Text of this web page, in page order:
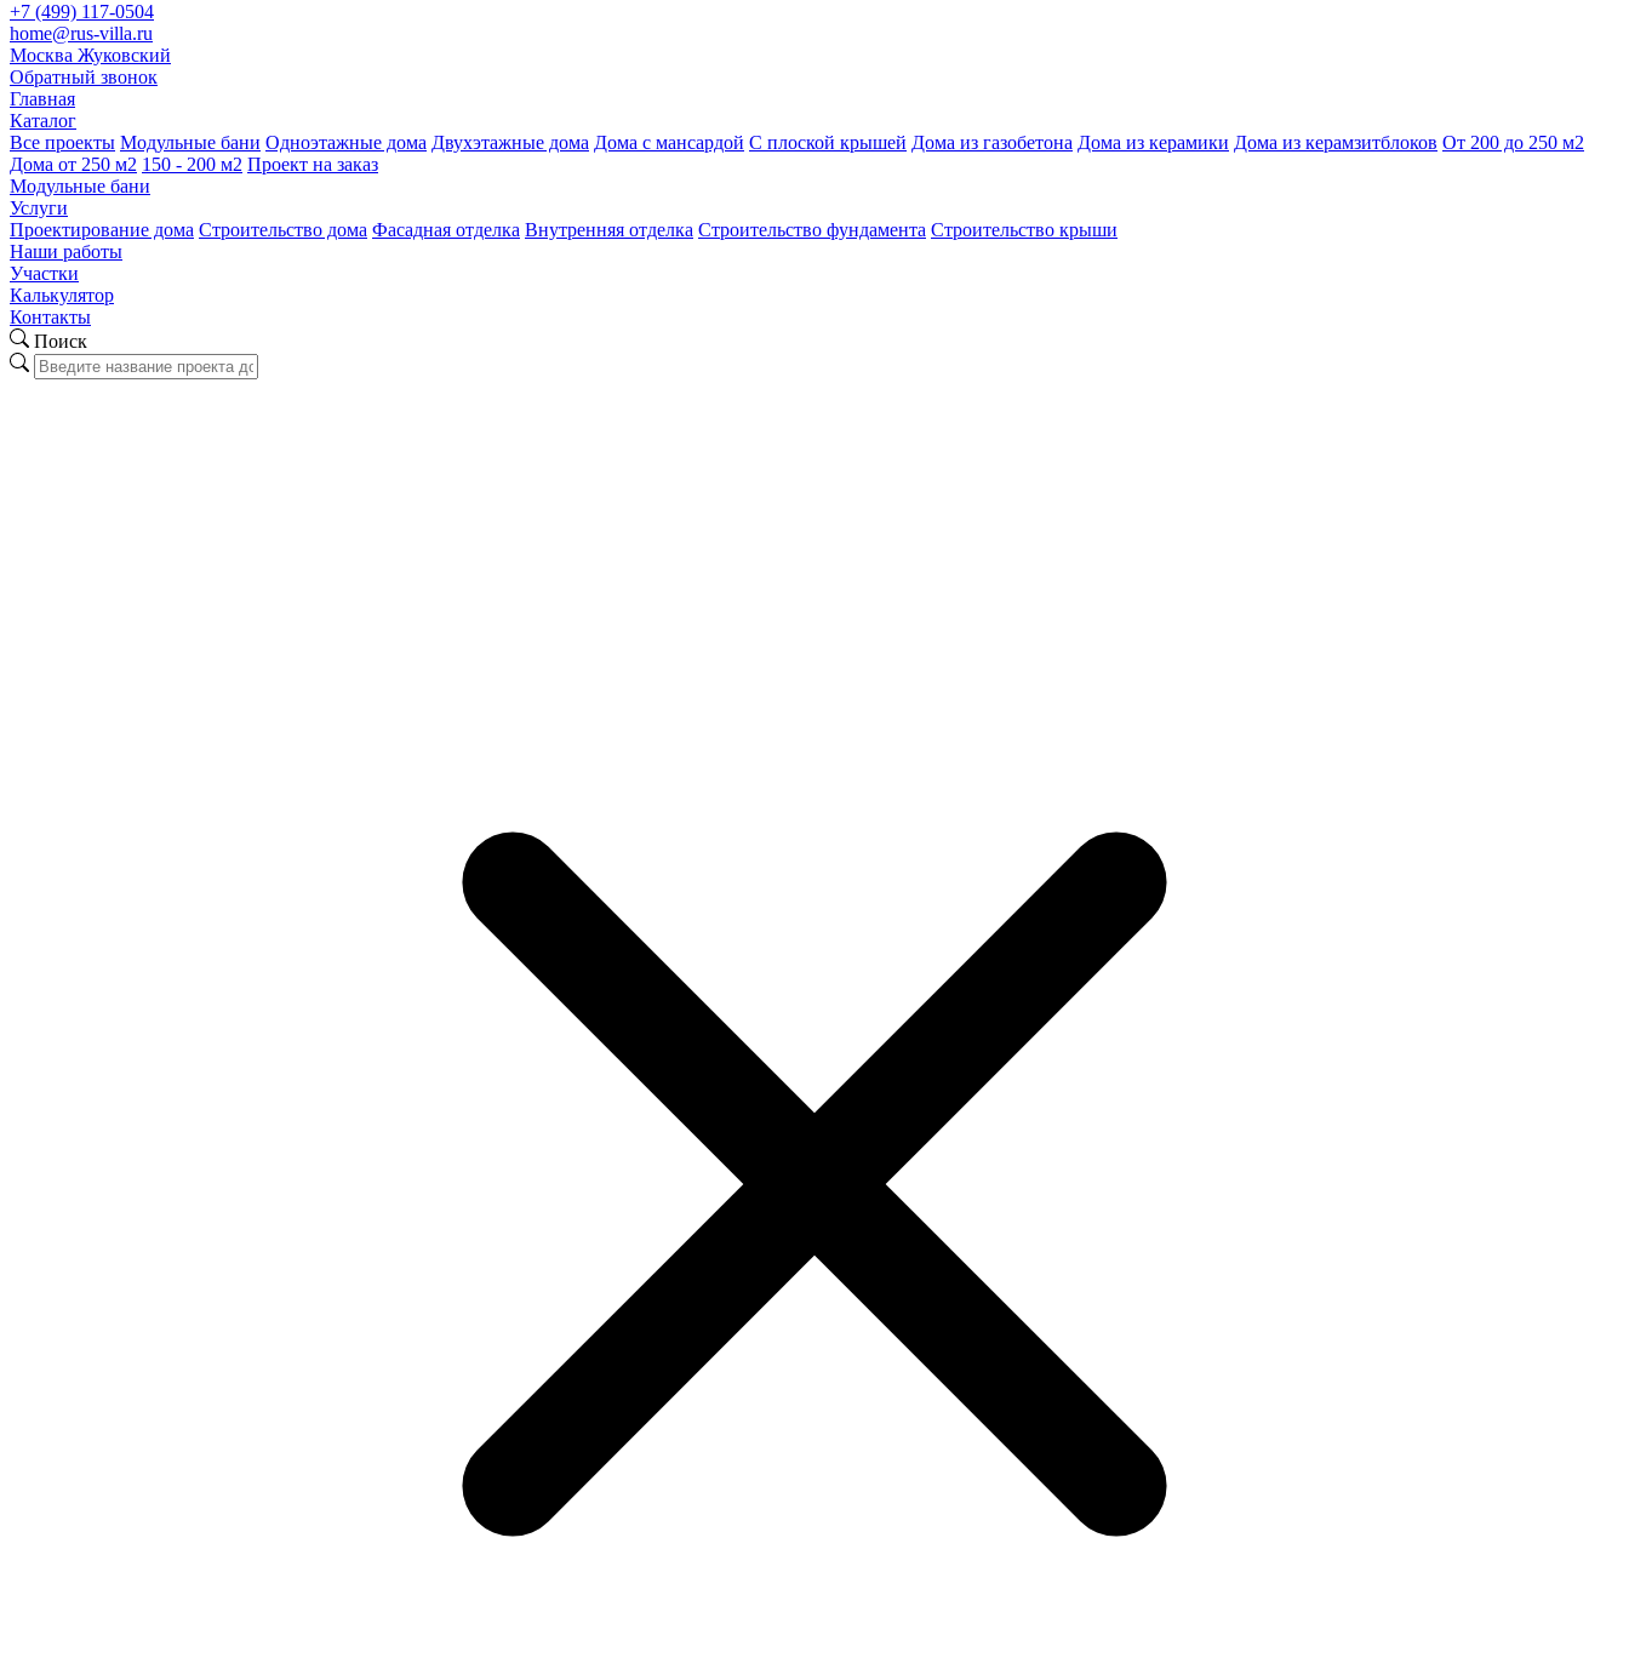
+7 (499) 117-0504
home@rus-villa.ru
Москва Жуковский
Обратный звонок
Главная
Каталог
Все проекты Модульные бани Одноэтажные дома Двухэтажные дома Дома с мансардой С плоской крышей Дома из газобетона Дома из керамики Дома из керамзитблоков От 200 до 250 м2
Дома от 250 м2 150 - 200 м2 Проект на заказ
Модульные бани
Услуги
Проектирование дома Строительство дома Фасадная отделка Внутренняя отделка Строительство фундамента Строительство крыши
Наши работы
Участки
Калькулятор
Контакты
Поиск